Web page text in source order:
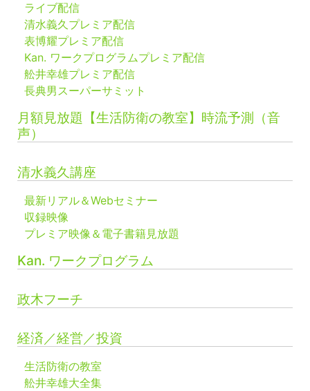
ライブ配信
清水義久プレミア配信
表博耀プレミア配信
Kan. ワークプログラムプレミア配信
舩井幸雄プレミア配信
長典男スーパーサミット
月額見放題【生活防衛の教室】時流予測（音
声）
清水義久講座
最新リアル＆Webセミナー
収録映像
プレミア映像＆電子書籍見放題
Kan. ワークプログラム
政木フーチ
経済／経営／投資
生活防衛の教室
舩井幸雄大全集